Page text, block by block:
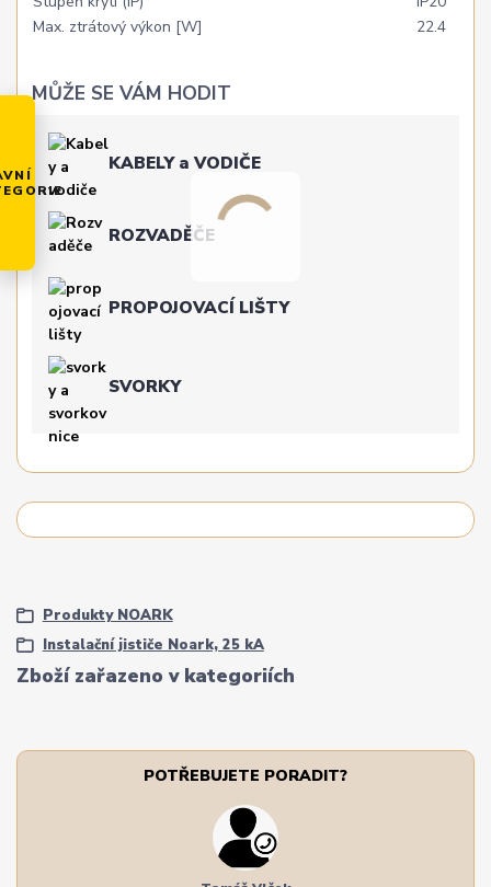
Max. ztrátový výkon [W]
22.4
MŮŽE SE VÁM HODIT
KABELY a VODIČE
ROZVADĚČE
PROPOJOVACÍ LIŠTY
SVORKY
Zboží zařazeno v kategoriích
Produkty NOARK
Instalační jističe Noark, 25 kA
POTŘEBUJETE PORADIT?